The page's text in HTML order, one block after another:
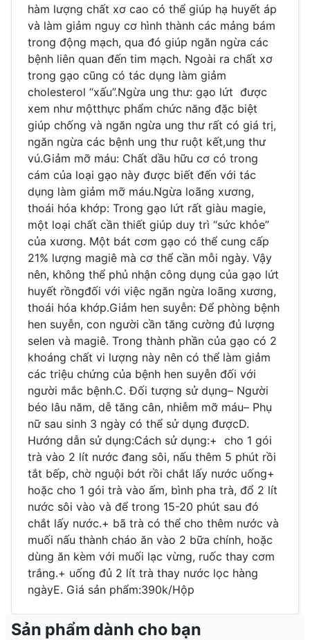
hàm lượng chất xơ cao có thể giúp hạ huyết áp
và làm giảm nguy cơ hình thành các mảng bám
trong động mạch, qua đó giúp ngăn ngừa các
bệnh liên quan đến tim mạch. Ngoài ra chất xơ
trong gạo cũng có tác dụng làm giảm
cholesterol “xấu”.Ngừa ung thư: gạo lứt được
xem như mộtthực phẩm chức năng đặc biệt
giúp chống và ngăn ngừa ung thư rất có giá trị,
ngăn ngừa các bệnh ung thư ruột kết,ung thư
vú.Giảm mỡ máu: Chất dầu hữu cơ có trong
cám của loại gạo này được biết đến với tác
dụng làm giảm mỡ máu.Ngừa loãng xương,
thoái hóa khớp: Trong gạo lứt rất giàu magie,
một loại chất cần thiết giúp duy trì “sức khỏe”
của xương. Một bát cơm gạo có thể cung cấp
21% lượng magiê mà cơ thể cần mỗi ngày. Vậy
nên, không thể phủ nhận công dụng của gạo lứt
huyết rồngđối với việc ngăn ngừa loãng xương,
thoái hóa khớp.Giảm hen suyễn: Để phòng bệnh
hen suyễn, con người cần tăng cường đủ lượng
selen và magiê. Trong thành phần của gạo có 2
khoáng chất vi lượng này nên có thể làm giảm
các triệu chứng của bệnh hen suyễn đối với
người mắc bệnh.C. Đối tượng sử dụng– Người
béo lâu năm, dễ tăng cân, nhiễm mỡ máu– Phụ
nữ sau sinh 3 ngày có thể sử dụng đượcD.
Hướng dẫn sử dụng:Cách sử dụng:+ cho 1 gói
trà vào 2 lít nước đang sôi, nấu thêm 5 phút rồi
tắt bếp, chờ nguội bớt rồi chắt lấy nước uống+
hoặc cho 1 gói trà vào ấm, bình pha trà, đổ 2 lít
nước sôi vào và để trong 15-20 phút sau đó
chắt lấy nước.+ bã trà có thể cho thêm nước và
muối nấu thành cháo ăn vào 2 bữa chính, hoặc
dùng ăn kèm với muối lạc vừng, ruốc thay cơm
trắng.+ uống đủ 2 lít trà thay nước lọc hàng
ngàyE. Giá sản phẩm:390k/Hộp
Sản phẩm dành cho bạn